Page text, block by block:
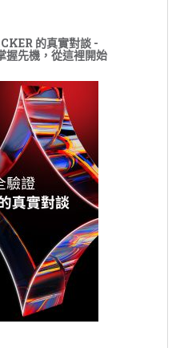
的真實對談 -
先機，從這裡開始